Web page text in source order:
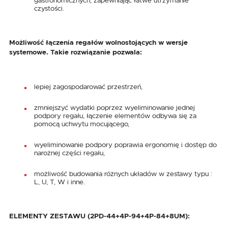
czystości.
Możliwość łączenia regałów wolnostojących w wersje
systemowe. Takie rozwiązanie pozwala:
lepiej zagospodarować przestrzeń,
zmniejszyć wydatki poprzez wyeliminowanie jednej
podpory regału, łączenie elementów odbywa się za
pomocą uchwytu mocującego,
wyeliminowanie podpory poprawia ergonomię i dostęp do
narożnej części regału,
możliwość budowania różnych układów w zestawy typu :
L, U, T, W i inne.
ELEMENTY ZESTAWU (2PD-44+4P-94+4P-84+8UM):